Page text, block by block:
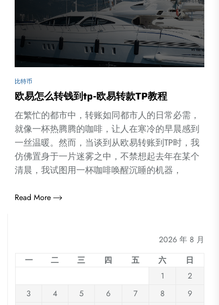
比特币
欧易怎么转钱到tp-欧易转款TP教程
在繁忙的都市中，转账如同都市人的日常必需，
就像一杯热腾腾的咖啡，让人在寒冷的早晨感到
一丝温暖。然而，当谈到从欧易转账到TP时，我
仿佛置身于一片迷雾之中，不禁想起去年在某个
清晨，我试图用一杯咖啡唤醒沉睡的机器，
Read More
2026 年 8 月
一
二 三 四 五 六
日
1
2
3
4 5 6 7 8
9